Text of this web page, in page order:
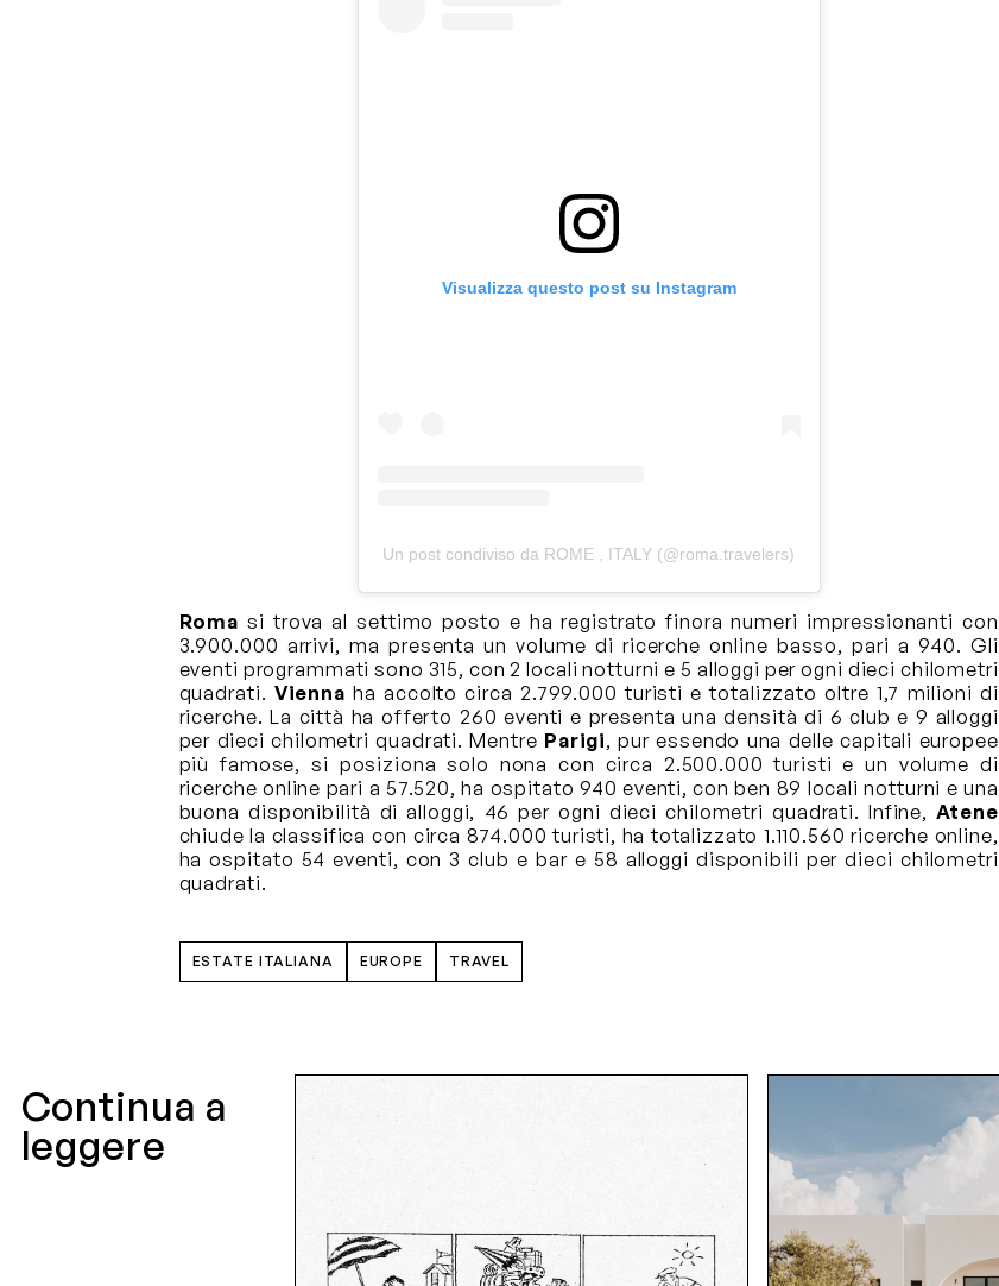
Visualizza questo post su Instagram
Un post condiviso da ROME , ITALY (@roma.travelers)
Roma si trova al settimo posto e ha registrato finora numeri impressionanti con
3.900.000 arrivi, ma presenta un volume di ricerche online basso, pari a 940. Gli
eventi programmati sono 315, con 2 locali notturni e 5 alloggi per ogni dieci chilometri
quadrati. Vienna ha accolto circa 2.799.000 turisti e totalizzato oltre 1,7 milioni di
ricerche. La città ha offerto 260 eventi e presenta una densità di 6 club e 9 alloggi
per dieci chilometri quadrati. Mentre Parigi, pur essendo una delle capitali europee
più famose, si posiziona solo nona con circa 2.500.000 turisti e un volume di
ricerche online pari a 57.520, ha ospitato 940 eventi, con ben 89 locali notturni e una
buona disponibilità di alloggi, 46 per ogni dieci chilometri quadrati. Infine,Atene
chiude la classifica con circa 874.000 turisti, ha totalizzato 1.110.560 ricerche online,
ha ospitato 54 eventi, con 3 club e bar e 58 alloggi disponibili per dieci chilometri
quadrati.
ESTATE ITALIANA EUROPE TRAVEL
Continua a
leggere